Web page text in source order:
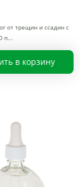
от трещин и ссадин с
п
в корзину